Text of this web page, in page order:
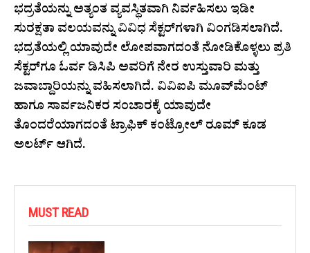
ಭದ್ರತೆಯನ್ನು ಅತ್ಯಂತ ವ್ಯವಸ್ಥಿತವಾಗಿ ನಿರ್ವಹಿಸಲು ಇಡೀ
ಸುರಕ್ಷತಾ ವಲಯವನ್ನು ವಿವಿಧ ಸೆಕ್ಟರ್‌ಗಳಾಗಿ ವಿಂಗಡಿಸಲಾಗಿದೆ.
ಭದ್ರತೆಯಲ್ಲಿ ಯಾವುದೇ ಲೋಪವಾಗದಂತೆ ನೋಡಿಕೊಳ್ಳಲು ಪ್ರತಿ
ಸೆಕ್ಟರ್‌ಗೂ ಓರ್ವ ಡಿಸಿಪಿ ಅವರಿಗೆ ನೇರ ಉಸ್ತುವಾರಿ ಮತ್ತು
ಜವಾಬ್ದಾರಿಯನ್ನು ವಹಿಸಲಾಗಿದೆ. ವಿವಿಐಪಿ ಮೂವ್‌ಮೆಂಟ್
ಹಾಗೂ ಸಾರ್ವಜನಿಕರ ಸಂಚಾರಕ್ಕೆ ಯಾವುದೇ
ತೊಂದರೆಯಾಗದಂತೆ ಟ್ರಾಫಿಕ್ ಕಂಟ್ರೋಲ್ ರೂಮ್ ಕೂಡ
ಅಲರ್ಟ್ ಆಗಿದೆ.
MUST READ